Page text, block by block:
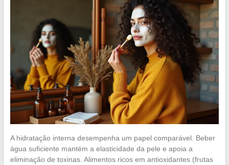
A hidratação interna desempenha um papel comparável. Beber
água suficiente mantém a elasticidade da pele e apoia a
eliminação de toxinas. Alimentos ricos em antioxidantes (frutas